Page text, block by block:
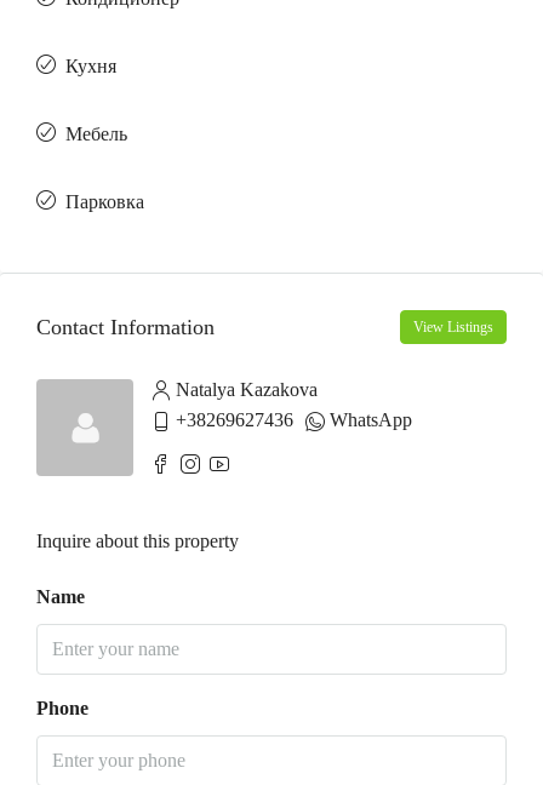
Кухня
Мебель
Парковка
Contact Information View Listings
Natalya Kazakova
+38269627436
WhatsApp
Inquire about this property
Name
Phone